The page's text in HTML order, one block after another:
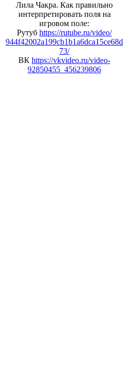
Лила Чакра. Как правильно
интерпретировать поля на
игровом поле:
Рутуб https://rutube.ru/video/
944f42002a199cb1b1a6dca15ce68d
73/
ВК https://vkvideo.ru/video-
92850455_456239806